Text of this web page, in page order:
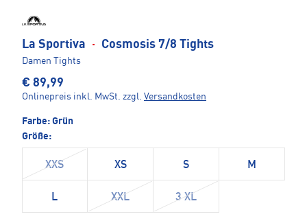
La Sportiva · Cosmosis 7/8 Tights
Damen Tights
€ 89,99
Onlinepreis inkl. MwSt. zzgl. Versandkosten
Farbe: Grün
Größe:
XXS XS S M
L XXL 3 XL